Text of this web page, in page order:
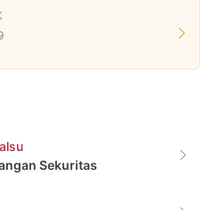
Sekuritas